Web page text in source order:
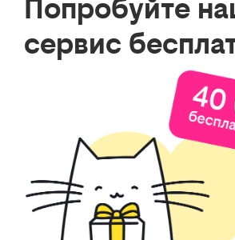
Попробуйте
сервис